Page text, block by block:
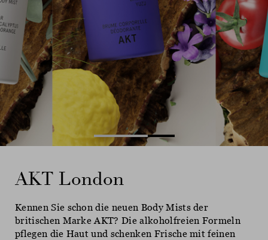
AKT London
Kennen Sie schon die neuen Body Mists der
britischen Marke AKT? Die alkoholfreien Formeln
pflegen die Haut und schenken Frische mit feinen
AKT London
Kennen Sie schon die neuen Body Mists der
britischen Marke AKT? Die alkoholfreien Formeln
pflegen die Haut und schenken Frische mit feinen
AKT London
Kennen Sie schon die neuen Body Mists der
britischen Marke AKT? Die alkoholfreien Formeln
pflegen die Haut und schenken Frische mit feinen